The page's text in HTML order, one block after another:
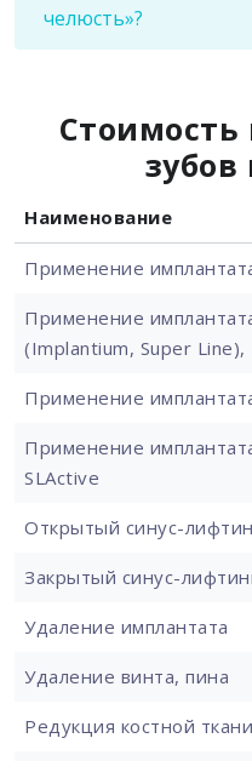
челюсть»?
зубов
Наименование
Применение
Применение
(Implantium, Super Line),
Применение
Применение
SLActive
Открытый синус-
Закрытый синус-
Удаление имплантата
Удаление винта, пина
Редукция костной ткани